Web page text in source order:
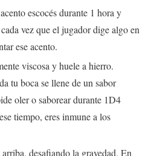
escocés durante 1 hora y
vez que el jugador dige algo en
ese acento.
viscosa y huele a hierro.
tu boca se llene de un sabor
oler o saborear durante 1D4
tiempo, eres inmune a los
desafiando la gravedad. En